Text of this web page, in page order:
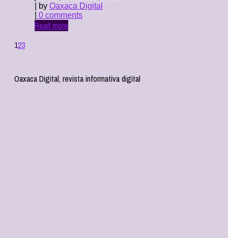
| by Oaxaca Digital
0 comments
Read more
123
Oaxaca Digital, revista informativa digital